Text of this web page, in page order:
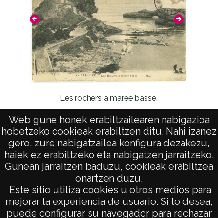
Web gune honek erabiltzailearen nabigazioa
hobetzeko cookieak erabiltzen ditu. Nahi izanez
gero, zure nabigatzailea konfigura dezakezu,
haiek ez erabiltzeko eta nabigatzen jarraitzeko.
Gunean jarraitzen baduzu, cookieak erabiltzea
onartzen duzu.
Este sitio utiliza cookies u otros medios para
mejorar la experiencia de usuario. Si lo desea,
puede configurar su navegador para rechazar
Les rochers a maree basse.
Vistas
AVISO LEGAL
POLÍTICA DE PRIVACIDAD
ACCESIBILIDAD